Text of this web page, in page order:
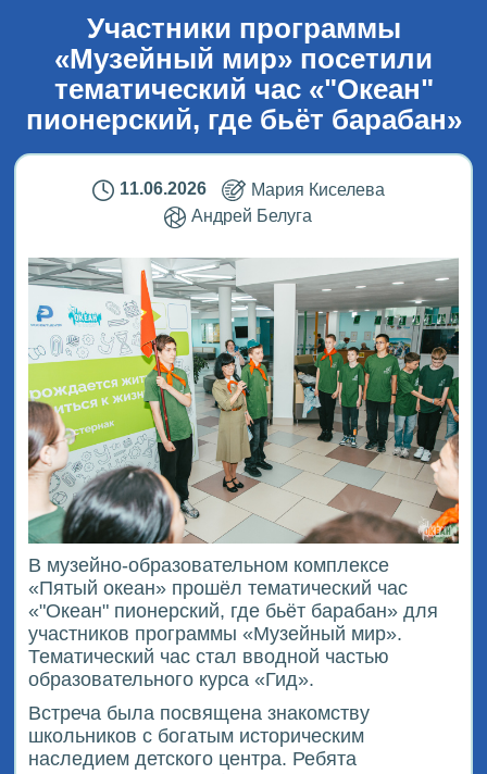
Участники программы
«Музейный мир» посетили
тематический час «"Океан"
пионерский, где бьёт барабан»
11.06.2026
Мария Киселева
Андрей Белуга
В музейно-образовательном комплексе
«Пятый океан» прошёл тематический час
«"Океан" пионерский, где бьёт барабан» для
участников программы «Музейный мир».
Тематический час стал вводной частью
образовательного курса «Гид».
Встреча была посвящена знакомству
школьников с богатым историческим
наследием детского центра. Ребята